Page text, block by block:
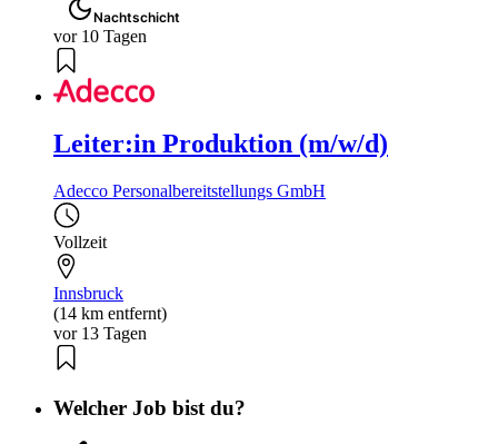
Nachtschicht
vor 10 Tagen
Leiter:in Produktion (m/w/d)
Adecco Personalbereitstellungs GmbH
Vollzeit
Innsbruck
(14 km entfernt)
vor 13 Tagen
Welcher Job bist du?